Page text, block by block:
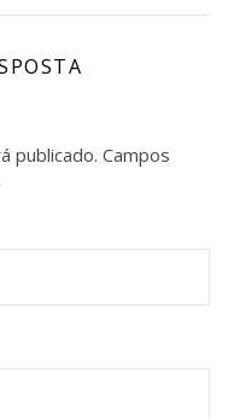
publicado. Campos